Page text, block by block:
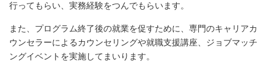
行ってもらい、実務経験をつんでもらいます。
また、プログラム終了後の就業を促すために、専門のキャリアカ
ウンセラーによるカウンセリングや就職支援講座、ジョブマッチ
ングイベントを実施してまいります。